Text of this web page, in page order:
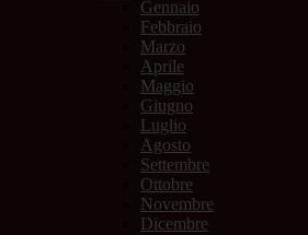
Gennaio
Febbraio
Marzo
Aprile
Maggio
Giugno
Luglio
Agosto
Settembre
Ottobre
Novembre
Dicembre